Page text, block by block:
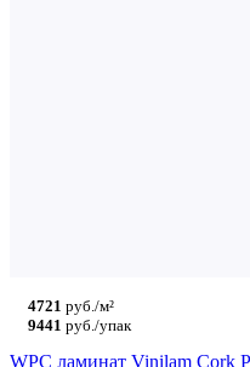
4721 руб./м²
9441 руб./упак
WPC ламинат Vinilam Cork